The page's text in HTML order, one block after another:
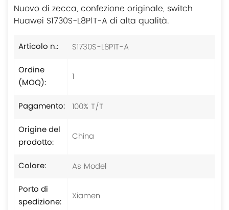
Nuovo di zecca, confezione originale, switch
Huawei S1730S-L8P1T-A di alta qualità.
Articolo n.:
S1730S-L8P1T-A
Ordine
(MOQ):
1
Pagamento: 100% T/T
Origine del
prodotto:
China
Colore:
As Model
Porto di
spedizione:
Xiamen